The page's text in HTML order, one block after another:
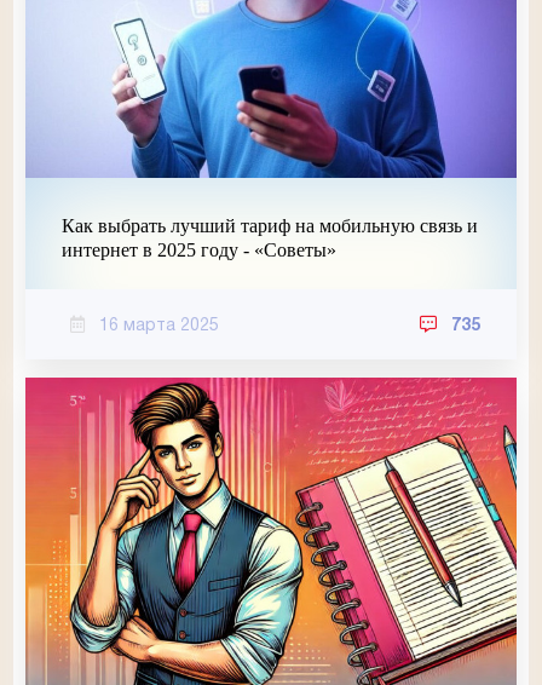
Как выбрать лучший тариф на мобильную связь и
интернет в 2025 году - «Советы»
16 марта 2025 735